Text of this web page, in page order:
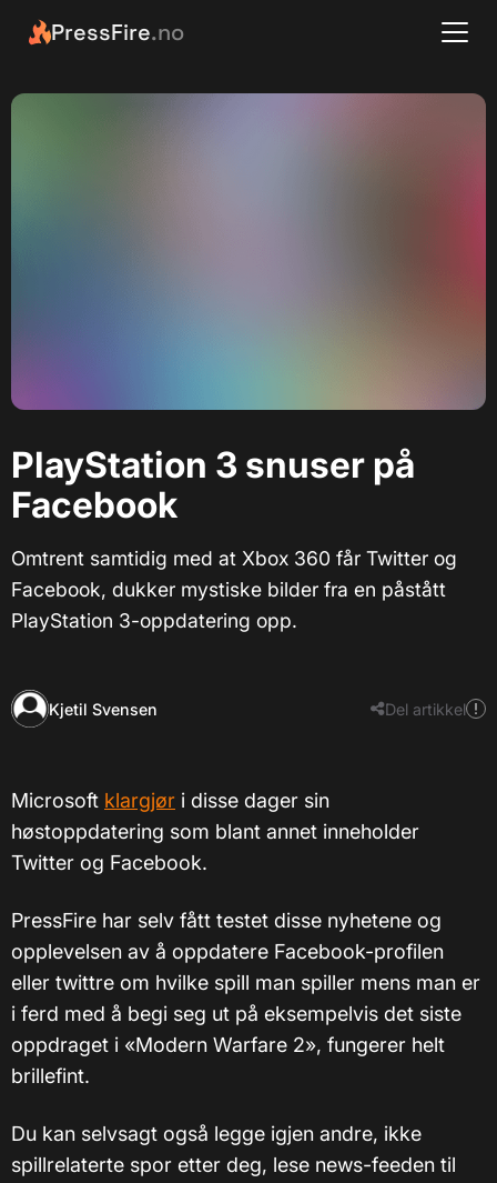
PressFire.no
PlayStation 3 snuser på
Facebook
Omtrent samtidig med at Xbox 360 får Twitter og
Facebook, dukker mystiske bilder fra en påstått
PlayStation 3-oppdatering opp.
Kjetil Svensen Del artikkel
Microsoft klargjør i disse dager sin
høstoppdatering som blant annet inneholder
Twitter og Facebook.
PressFire har selv fått testet disse nyhetene og
opplevelsen av å oppdatere Facebook-profilen
eller twittre om hvilke spill man spiller mens man er
i ferd med å begi seg ut på eksempelvis det siste
oppdraget i «Modern Warfare 2», fungerer helt
brillefint.
Du kan selvsagt også legge igjen andre, ikke
spillrelaterte spor etter deg, lese news-feeden til